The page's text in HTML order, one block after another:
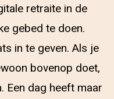
retraite in de
gebed te doen.
in te geven. Als je
bovenop doet,
Een dag heeft maar